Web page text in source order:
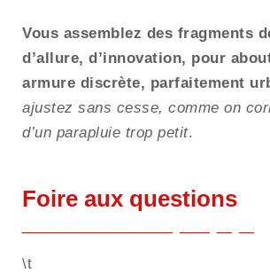
Vous assemblez des fragments
d’allure, d’innovation, pour
armure discrète, parfaitement
ajustez sans cesse, comme on
d’un parapluie trop petit.
Foire aux questions
\t